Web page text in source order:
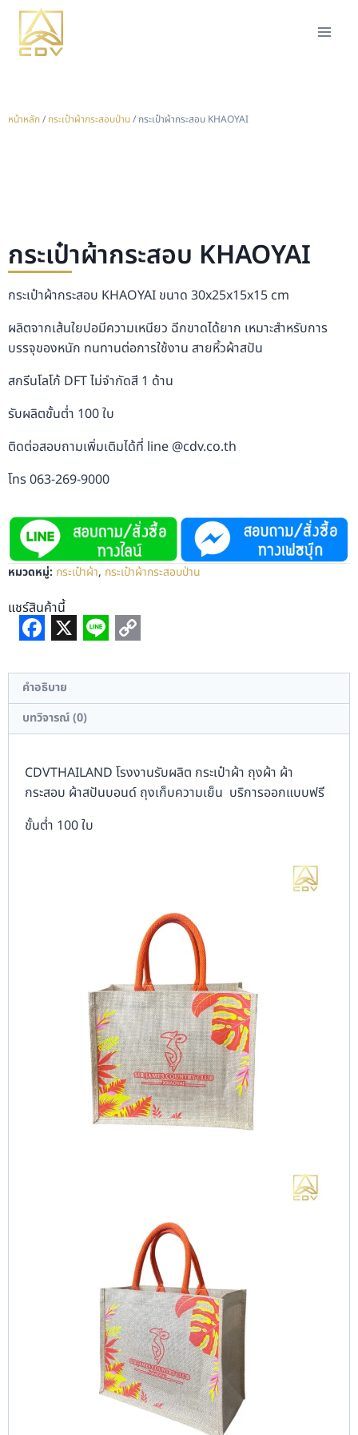
หน้าหลัก/ กระเป๋าผ้ากระสอบป่าน/ กระเป๋าผ้ากระสอบ KHAOYAI
กระเป๋าผ้ากระสอบ KHAOYAI
กระเป๋าผ้ากระสอบ KHAOYAI ขนาด 30x25x15x15 cm
ผลิตจากเส้นใยปอมีความเหนียว ฉีกขาดได้ยาก เหมาะสำหรับการ
บรรจุของหนัก ทนทานต่อการใช้งาน สายหิ้วผ้าสปัน
สกรีนโลโก้ DFT ไม่จำกัดสี 1 ด้าน
รับผลิตขั้นต่ำ 100 ใบ
ติดต่อสอบถามเพิ่มเติมได้ที่ line @cdv.co.th
โทร 063-269-9000
หมวดหมู่: กระเป๋าผ้า, กระเป๋าผ้ากระสอบป่าน
แชร์สินค้านี้
Facebook
X LineCopy
Link
คำอธิบาย
บทวิจารณ์ (0)
CDVTHAILAND โรงงานรับผลิต กระเป๋าผ้า ถุงผ้า ผ้า
กระสอบ ผ้าสปันบอนด์ ถุงเก็บความเย็น บริการออกแบบฟรี
ขั้นต่ำ 100 ใบ